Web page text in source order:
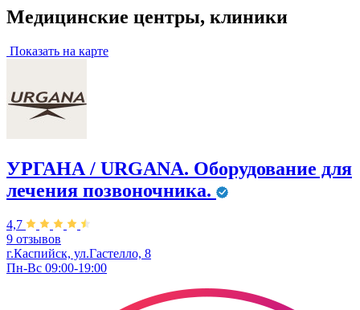
Медицинские центры, клиники
Показать на карте
УРГАНА / URGANA. Оборудование для
лечения позвоночника.
4,7
9 отзывов
г.Каспийск, ул.Гастелло, 8
Пн-Вс 09:00-19:00